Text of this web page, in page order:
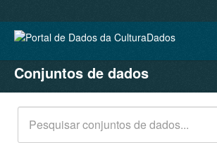
CONJUNTOS DE DADOS
ORGANIZAÇÕES
GRUPOS
Conjuntos de dados